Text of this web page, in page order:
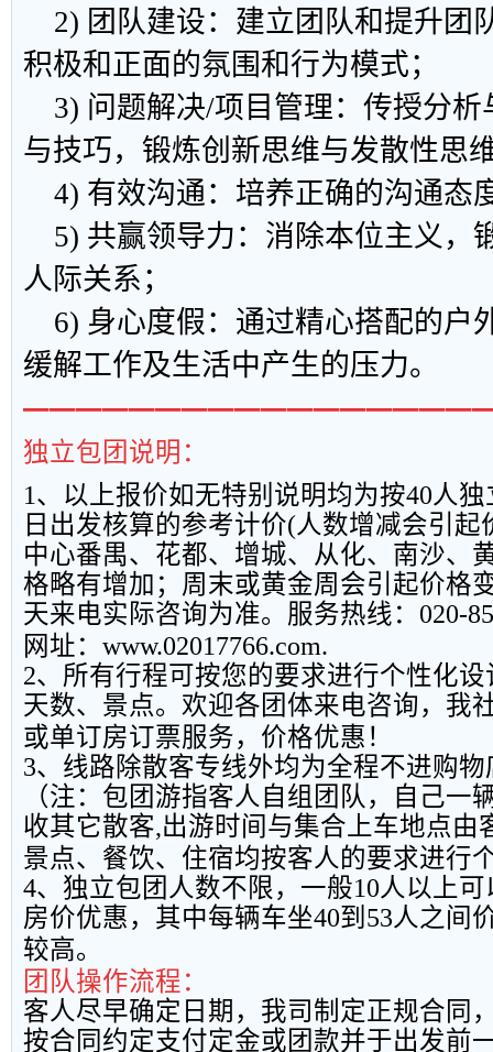
2) 团队建设：建立团队和提升团
积极和正面的氛围和行为模式；
3) 问题解决/项目管理：传授分析
与技巧，锻炼创新思维与发散性思
4) 有效沟通：培养正确的沟通态
5) 共赢领导力：消除本位主义，
人际关系；
6) 身心度假：通过精心搭配的户
缓解工作及生活中产生的压力。
独立包团说明：
1、以上报价如无特别说明均为按40人
日出发核算的参考计价(人数增减会引起
中心番禺、花都、增城、从化、南沙、
格略有增加；周末或黄金周会引起价格
天来电实际咨询为准。服务热线： 020-
网址： www.02017766.com.
2、所有行程可按您的要求进行个性化
天数、景点。欢迎各团体来电咨询，我
或单订房订票服务，价格优惠！
3、线路除散客专线外均为全程不进购
（注：包团游指客人自组团队，自己一
收其它散客,出游时间与集合上车地点由
景点、餐饮、住宿均按客人的要求进行
4、独立包团人数不限，一般10人以上
房价优惠，其中每辆车坐40到 53人之间
较高。
团队操作流程：
客人尽早确定日期，我司制定正规合同
按合同约定支付定金或团款并于出发前